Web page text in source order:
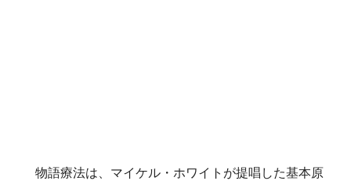
物語療法は、マイケル・ホワイトが提唱した基本原